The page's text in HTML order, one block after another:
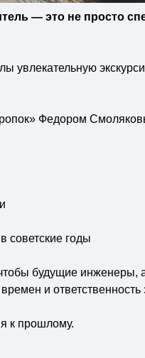
— это не просто
увлекательную
Федором
советские годы
будущие инженеры,
и ответственность
к прошлому.